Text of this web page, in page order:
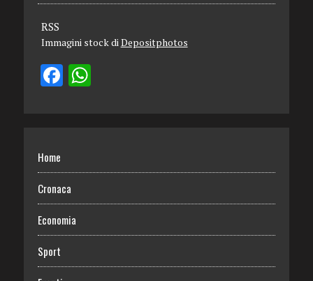
RSS
Immagini stock di Depositphotos
Home
Cronaca
Economia
Sport